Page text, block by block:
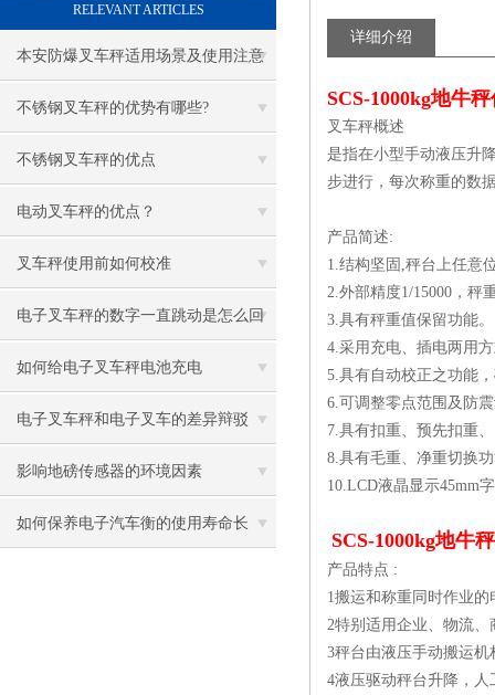
RELEVANT ARTICLES
本安防爆叉车秤适用场景及使用注意
事项
不锈钢叉车秤的优势有哪些?
不锈钢叉车秤的优点
电动叉车秤的优点？
叉车秤使用前如何校准
电子叉车秤的数字一直跳动是怎么回
事
如何给电子叉车秤电池充电
电子叉车秤和电子叉车的差异辩驳
影响地磅传感器的环境因素
如何保养电子汽车衡的使用寿命长
详细介绍
SCS-1000kg地牛
叉车秤概述
是指在小型手动液压升
步进行，每次称重的数
产品简述:
1.结构坚固,秤台上任意
2.外部精度1/15000，秤
3.具有秤重值保留功能。
4.采用充电、插电两用
5.具有自动校正之功能
6.可调整零点范围及防
7.具有扣重、预先扣重
8.具有毛重、净重切换
10.LCD液晶显示45mm
SCS-1000kg地牛
产品特点 :
1搬运和称重同时作业的
2特别适用企业、物流
3秤台由液压手动搬运
4液压驱动秤台升降，人